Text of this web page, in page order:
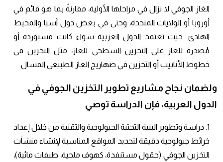
الغاز الجوفي لا تزال في مراحلها الأولية، مقارنةً بما هو قائم في
أوروبا أو الولايات المتحدة، وحتى في بعض دول آسيا والمحيط
الهادئ. حيث تعتمد الدول العربية سواء كانت مستوردة أو
مُصدرة للغاز على التخزين السطحي للغاز، مثل التخزين في
خطوط الأنابيب أو التخزين في صهاريج الغاز الطبيعي المسال.
ولضمان نجاح مشاريع تطوير التخزين الجوفي في
الدول العربية، فإن الدراسة توصي
1. دراسة وتطوير البنية التحتية الجيولوجية والتقنية من خلال إعداد
خرائط جيولوجية دقيقة لتحديد المواقع المناسبة لإنشاء منشآت
التخزين الجوفي (حقول مستنفدة، كهوف ملحية، طبقات مائية)،